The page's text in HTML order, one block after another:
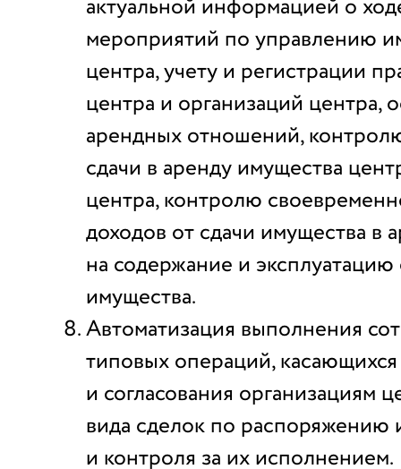
актуальной информацией о
мероприятий по управлению
центра, учету и регистрации
центра и организаций
арендных отношений,
сдачи в аренду имущества
центра, контролю
доходов от сдачи имущества в
на содержание и
имущества.
Автоматизация выполнения
типовых операций,
и согласования организациям
вида сделок по распоряжению
и контроля за их исполнением.